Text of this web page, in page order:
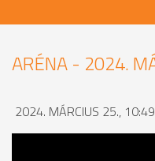
ARÉNA - 2024.
2024. MÁRCIUS 25., 10:49